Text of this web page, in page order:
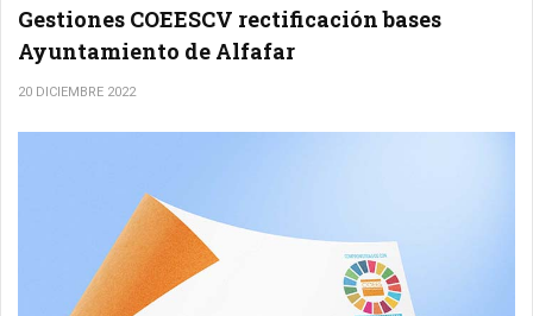
Gestiones COEESCV rectificación bases
Ayuntamiento de Alfafar
20 DICIEMBRE 2022